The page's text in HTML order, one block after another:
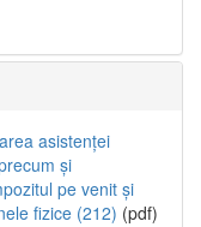
asistenței
și
pe venit și
fizice (212) (pdf)